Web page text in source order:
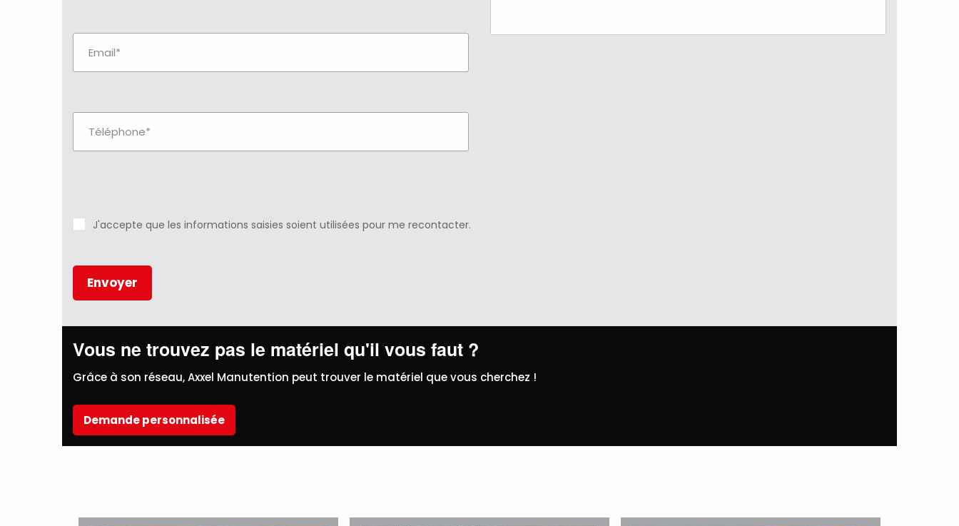
J'accepte que les informations saisies soient utilisées pour me recontacter.
Vous ne trouvez pas le matériel qu'il vous faut ?
Grâce à son réseau, Axxel Manutention peut trouver le matériel que vous cherchez !
Demande personnalisée